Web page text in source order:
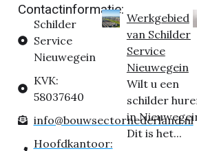
Contactinformatie:
Schilder
Service
Nieuwegein
KVK:
58037640
info@bouwsectornederland.nl
Hoofdkantoor:
Werkgebied
van Schilder
Service
Nieuwegein
Wilt u een
schilder
in
Dit is het...